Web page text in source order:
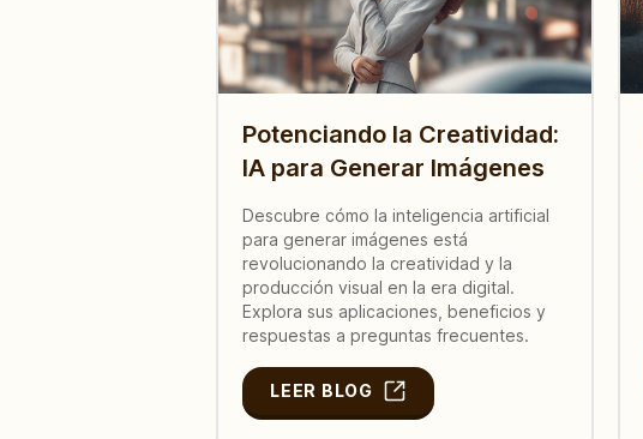
Potenciando la Creatividad:
IA para Generar Imágenes
Descubre cómo la inteligencia artificial
para generar imágenes está
revolucionando la creatividad y la
producción visual en la era digital.
Explora sus aplicaciones, beneficios y
respuestas a preguntas frecuentes.
LEER BLOG